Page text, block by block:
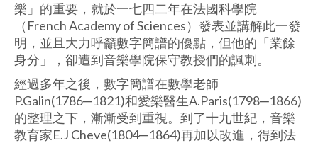
樂」的重要，就於一七四二年在法國科學院
（French Academy of Sciences）發表並講解此一發
明，並且大力呼籲數字簡譜的優點，但他的「業餘
身分」，卻遭到音樂學院保守教授們的諷刺。
經過多年之後，數字簡譜在數學老師
P.Galin(1786─1821)和愛樂醫生A.Paris(1798─1866)
的整理之下，漸漸受到重視。到了十九世紀，音樂
教育家E.J Cheve(1804─1864)再加以改進，得到法